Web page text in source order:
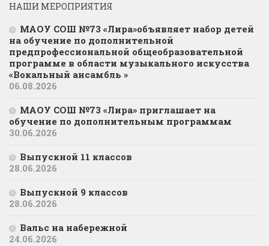
НАШИ МЕРОПРИЯТИЯ
МАОУ СОШ №73 «Лира»объявляет набор детей
на обучение по дополнительной
предпрофессиональной общеобразовательной
программе в области музыкального искусства
«Вокальный ансамбль »
06.08.2026
МАОУ СОШ №73 «Лира» приглашает на
обучение по дополнительным программам
30.06.2026
Выпускной 11 классов
28.06.2026
Выпускной 9 классов
28.06.2026
Вальс на набережной
24.06.2026